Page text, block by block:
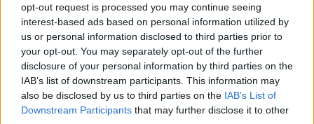
opt-out request is processed you may continue seeing
interest-based ads based on personal information utilized by
us or personal information disclosed to third parties prior to
your opt-out. You may separately opt-out of the further
disclosure of your personal information by third parties on the
IAB’s list of downstream participants. This information may
also be disclosed by us to third parties on the IAB’s List of
Downstream Participants that may further disclose it to other
A műsor már meghallgatható a Spotify-on, az Apple
Podcasten, a többi nagy podcast platformon, és itt, a
cikkbe ágyazott lejátszóban is: KÖVESS MINKET Főbb
részek: Intro - (00:00) A vártnál is rosszabb lett a magyar
GDP - (01:30) A Biden-kormány gazdasági környezete -
(17:14) A címlapkép illusztráció. Címlapkép forrása: Getty
Images